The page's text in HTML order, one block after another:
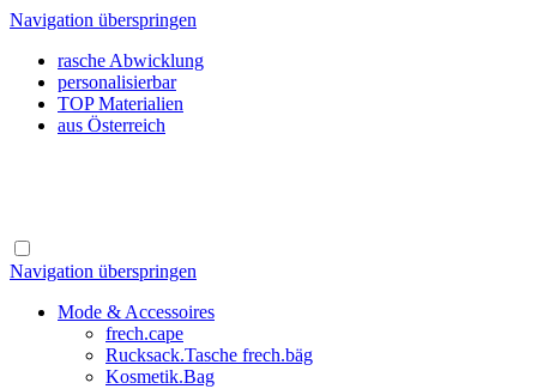
Navigation überspringen
rasche Abwicklung
personalisierbar
TOP Materialien
aus Österreich
Navigation überspringen
Mode & Accessoires
frech.cape
Rucksack.Tasche frech.bäg
Kosmetik.Bag